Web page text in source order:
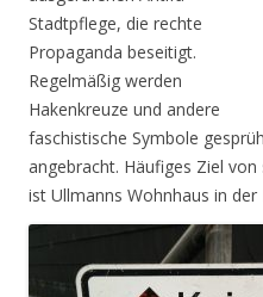
Stadtpflege, die rechte
Propaganda beseitigt.
Regelmäßig werden
Hakenkreuze und andere
faschistische Symbole
angebracht. Häufiges Ziel
ist Ullmanns Wohnhaus in der